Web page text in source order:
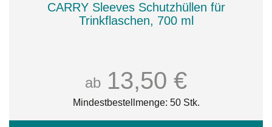
CARRY Sleeves Schutzhüllen für
Trinkflaschen, 700 ml
ab 13,50 €
Mindestbestellmenge: 50 Stk.